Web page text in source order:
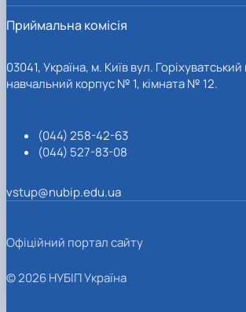
Приймальна комісія
03041, Україна, м. Київ вул.
навчальний корпус № 1, кімната № 12.
(044) 258-42-63
(044) 527-83-08
vstup@nubip.edu.ua
Офіційний портал сайту
© 2026 НУБІП Україна